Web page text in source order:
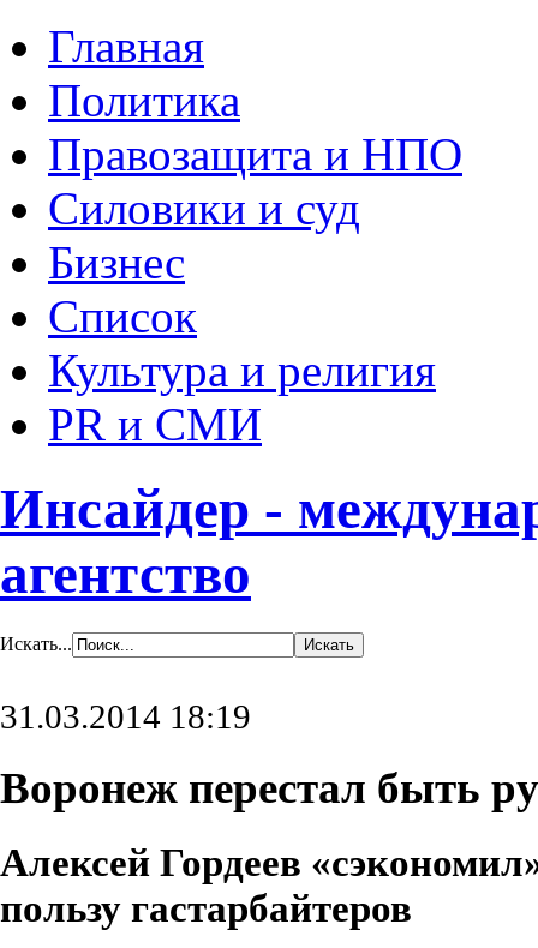
Главная
Политика
Правозащита и НПО
Силовики и суд
Бизнес
Список
Культура и религия
PR и СМИ
Инсайдер -
агентство
Искать...
31.03.2014 18:19
Воронеж перестал быть
Алексей Гордеев
пользу гастарбайтеров